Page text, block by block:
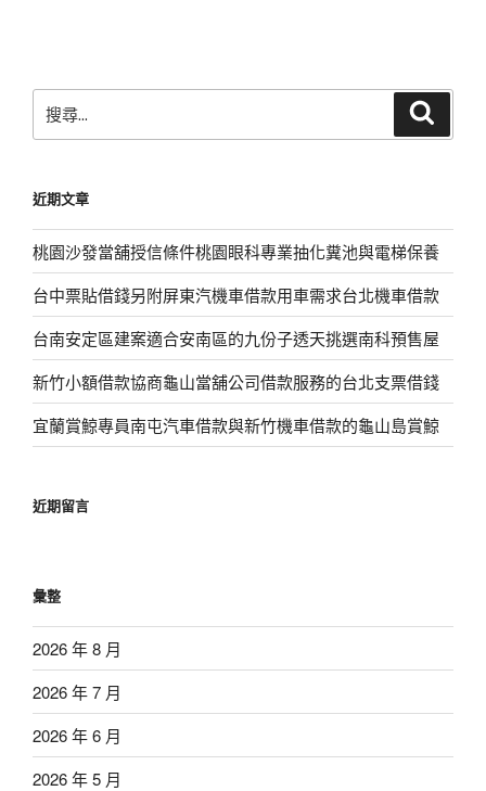
尋
字:
近期文章
桃園沙發當舖授信條件桃園眼科專業抽化糞池與電梯保養
台中票貼借錢另附屏東汽機車借款用車需求台北機車借款
台南安定區建案適合安南區的九份子透天挑選南科預售屋
新竹小額借款協商龜山當舖公司借款服務的台北支票借錢
宜蘭賞鯨專員南屯汽車借款與新竹機車借款的龜山島賞鯨
近期留言
彙整
2026 年 8 月
2026 年 7 月
2026 年 6 月
2026 年 5 月